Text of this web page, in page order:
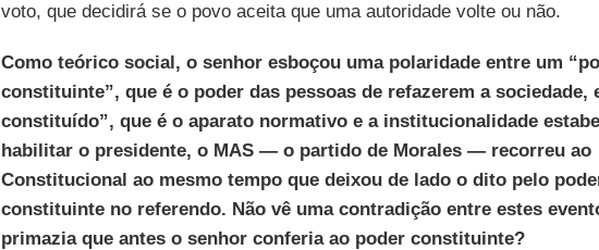
voto, que decidirá se o povo aceita que uma autoridade volte ou não.
Como teórico social, o senhor esboçou uma polaridade entre um
constituinte”, que é o poder das pessoas de refazerem a sociedade,
constituído”, que é o aparato normativo e a institucionalidade
habilitar o presidente, o MAS — o partido de Morales — recorreu ao
Constitucional ao mesmo tempo que deixou de lado o dito pelo
constituinte no referendo. Não vê uma contradição entre estes
primazia que antes o senhor conferia ao poder constituinte?